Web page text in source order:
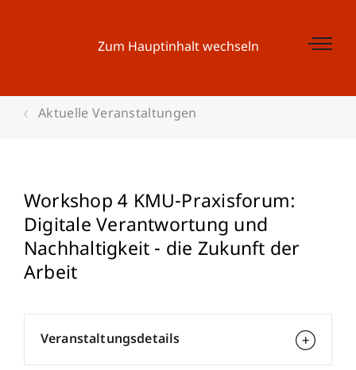
Zum Hauptinhalt wechseln
Aktuelle Veranstaltungen
Workshop 4 KMU-Praxisforum:
Digitale Verantwortung und
Nachhaltigkeit - die Zukunft der
Arbeit
Veranstaltungsdetails